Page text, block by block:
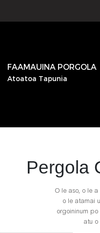
FAAMAUINA PORGOLA
Atoatoa Tapunia
Pergola
O le aso, o le
o le atamai
orgoininum
atu o